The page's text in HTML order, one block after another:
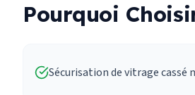
Pourquoi
Sécurisation de vitrage cassé